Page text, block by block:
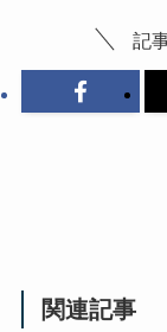
記
関連記事